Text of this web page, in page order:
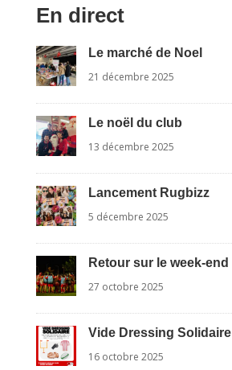
En direct
Le marché de Noel
21 décembre 2025
Le noël du club
13 décembre 2025
Lancement Rugbizz
5 décembre 2025
Retour sur le week-end
27 octobre 2025
Vide Dressing Solidaire
16 octobre 2025